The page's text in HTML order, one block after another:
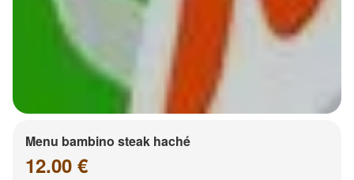
Menu bambino steak haché
12.00 €